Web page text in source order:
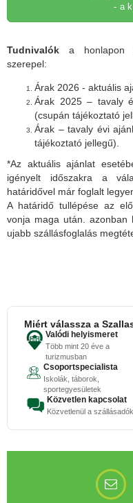
- a
Tudnivalók a honlapon
szerepel:
Árak 2026 - aktuális
Árak 2025 – tavaly
(csupán tájékoztató
Árak – tavaly évi
tájékoztató jellegű).
*Az aktuális ajánlat
igényelt időszakra a
határidővel már foglalt
A határidő tullépése az
vonja maga után. azonban
ujabb szállásfoglalás
Miért válassza a
Valódi helyismeret
Több mint 20 éve a
turizmusban
Csoportspecialista
Iskolák, táborok,
sportegyesületek
Közvetlen kapcsolat
Közvetlenül a